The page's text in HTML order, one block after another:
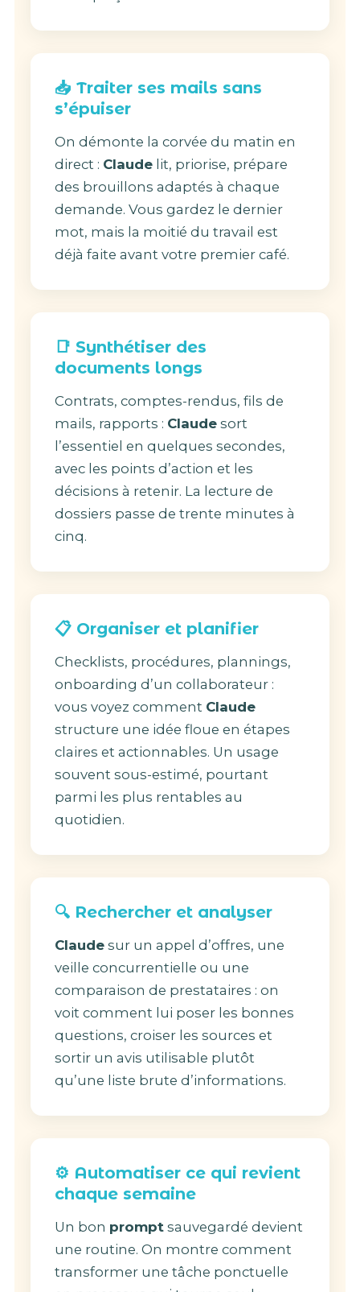
📥 Traiter ses mails sans
s’épuiser
On démonte la corvée du matin en
direct : Claude lit, priorise, prépare
des brouillons adaptés à chaque
demande. Vous gardez le dernier
mot, mais la moitié du travail est
déjà faite avant votre premier café.
📑 Synthétiser des
documents longs
Contrats, comptes-rendus, fils de
mails, rapports : Claude sort
l’essentiel en quelques secondes,
avec les points d’action et les
décisions à retenir. La lecture de
dossiers passe de trente minutes à
cinq.
📋 Organiser et planifier
Checklists, procédures, plannings,
onboarding d’un collaborateur :
vous voyez comment Claude
structure une idée floue en étapes
claires et actionnables. Un usage
souvent sous-estimé, pourtant
parmi les plus rentables au
quotidien.
🔍 Rechercher et analyser
Claude sur un appel d’offres, une
veille concurrentielle ou une
comparaison de prestataires : on
voit comment lui poser les bonnes
questions, croiser les sources et
sortir un avis utilisable plutôt
qu’une liste brute d’informations.
⚙️ Automatiser ce qui revient
chaque semaine
Un bon prompt sauvegardé devient
une routine. On montre comment
transformer une tâche ponctuelle